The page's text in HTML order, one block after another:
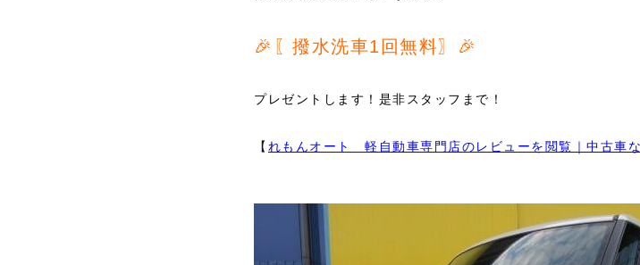
🎉〖撥水洗車1回無料〗🎉
プレゼントします！是非スタッフまで！
【 れもんオート 軽自動車専門店のレビューを閲覧｜中古車